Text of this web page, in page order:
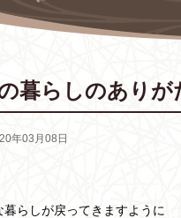
暮らしのありが
年03月08日
暮らしが戻ってきますように